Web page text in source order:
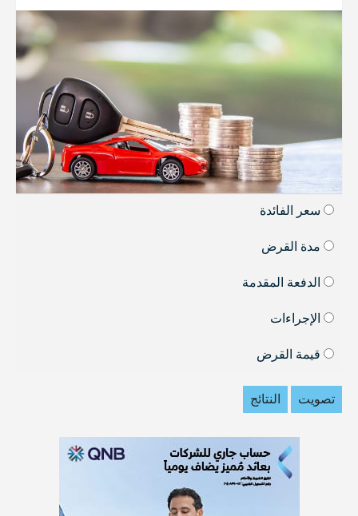
سعر الفائدة
مدة القرض
الدفعة المقدمة
الإجراءات
قيمة القرض
تصويت النتائج